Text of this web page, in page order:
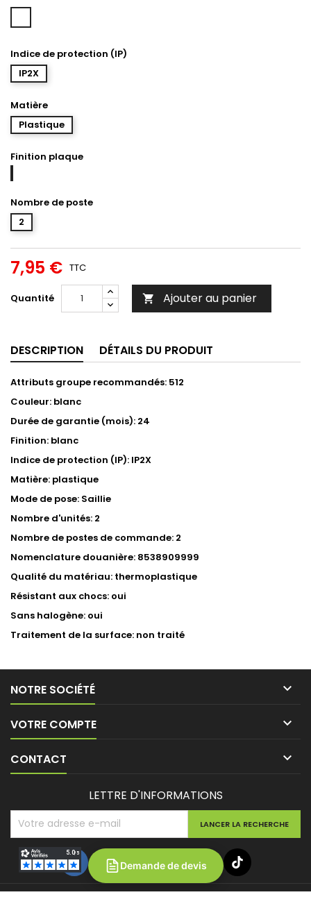
Indice de protection (IP)
IP2X
Matière
Plastique
Finition plaque
Nombre de poste
2
7,95 € TTC
Quantité  Ajouter au panier
DESCRIPTION DÉTAILS DU PRODUIT
Attributs groupe recommandés: 512
Couleur: blanc
Durée de garantie (mois): 24
Finition: blanc
Indice de protection (IP): IP2X
Matière: plastique
Mode de pose: Saillie
Nombre d'unités: 2
Nombre de postes de commande: 2
Nomenclature douanière: 8538909999
Qualité du matériau: thermoplastique
Résistant aux chocs: oui
Sans halogène: oui
Traitement de la surface: non traité
NOTRE SOCIÉTÉ 
VOTRE COMPTE 
CONTACT 
LETTRE D'INFORMATIONS
Demande de devis